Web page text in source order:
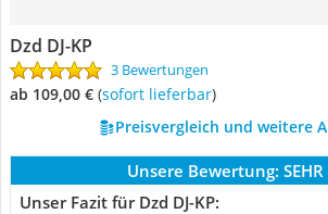
Dzd DJ-KP
3 Bewertungen
ab 109,00 € ( Sofort lieferbar)
Preisvergleich und weitere
Unsere Bewertung:
Unser Fazit für Dzd DJ-KP: